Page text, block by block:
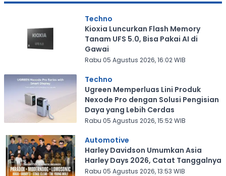
Techno
Kioxia Luncurkan Flash Memory
Tanam UFS 5.0, Bisa Pakai AI di
Gawai
Rabu 05 Agustus 2026, 16:02 WIB
Techno
Ugreen Memperluas Lini Produk
Nexode Pro dengan Solusi Pengisian
Daya yang Lebih Cerdas
Rabu 05 Agustus 2026, 15:52 WIB
Automotive
Harley Davidson Umumkan Asia
Harley Days 2026, Catat Tanggalnya
Rabu 05 Agustus 2026, 13:53 WIB